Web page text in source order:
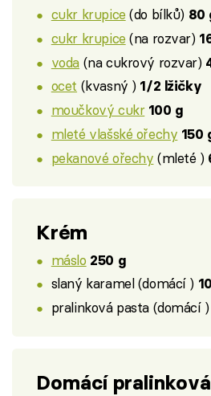
cukr krupice (do bílků) 80
cukr krupice (na rozvar)
voda (na cukrový rozvar)
ocet (kvasný ) 1/2 lžičky
moučkový cukr 100 g
mleté vlašské ořechy 150
pekanové ořechy (mleté )
Krém
máslo 250 g
slaný karamel (domácí )
pralinková pasta (domácí )
Domácí